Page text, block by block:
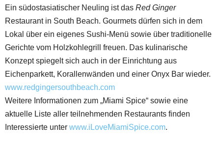
Ein südostasiatischer Neuling ist das Red Ginger
Restaurant in South Beach. Gourmets dürfen sich in dem
Lokal über ein eigenes Sushi-Menü sowie über traditionelle
Gerichte vom Holzkohlegrill freuen. Das kulinarische
Konzept spiegelt sich auch in der Einrichtung aus
Eichenparkett, Korallenwänden und einer Onyx Bar wieder.
www.redgingersouthbeach.com
Weitere Informationen zum „Miami Spice“ sowie eine
aktuelle Liste aller teilnehmenden Restaurants finden
Interessierte unter www.iLoveMiamiSpice.com.